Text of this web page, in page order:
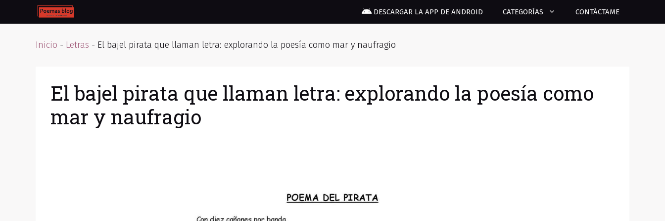
DESCARGAR LA APP DE ANDROID CATEGORÍAS CONTÁCTAME
Inicio - Letras - El bajel pirata que llaman letra: explorando la poesía como mar y naufragio
El bajel pirata que llaman letra: explorando la poesía como
mar y naufragio